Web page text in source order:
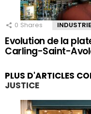
0 Shares INDUSTRIE
Evolution de la
Carling-Saint-
PLUS D'ARTICLES
JUSTICE